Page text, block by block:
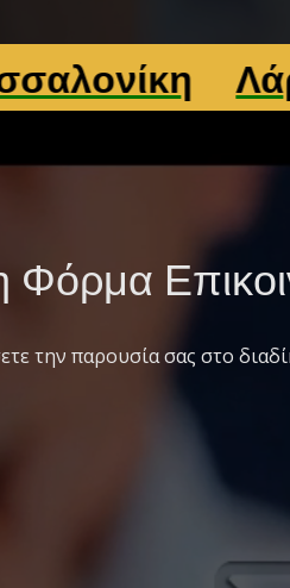
Λάρισα
Φόρμα
την παρουσία σας στο